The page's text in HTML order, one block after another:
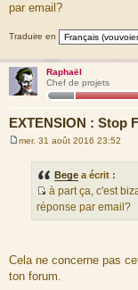
par email?
Traduire en
Raphaël
Chef de projets
EXTENSION : Stop
mer. 31 août 2016 23:52
Bege a écrit :
S
o
c
e
à part ça, c'est
réponse par email?
Cela ne concerne pas
ton forum.